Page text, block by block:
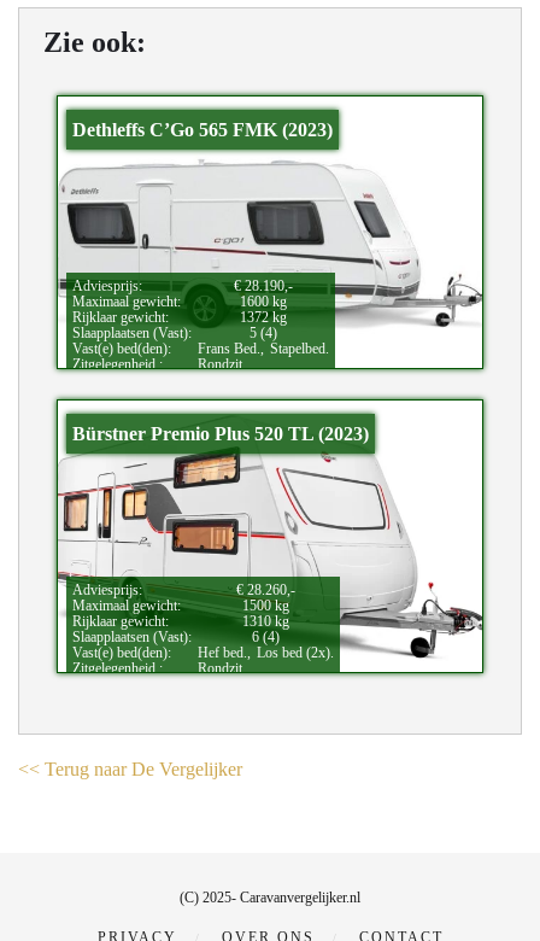
Zie ook:
Dethleffs C’Go 565 FMK (2023)
Adviesprijs:
€ 28.190,-
Maximaal gewicht:
1600 kg
Rijklaar gewicht:
1372 kg
Slaapplaatsen (Vast):
5 (4)
Vast(e) bed(den):
Frans Bed., Stapelbed.
Zitgelegenheid.:
Rondzit.
Bürstner Premio Plus 520 TL (2023)
Adviesprijs:
€ 28.260,-
Maximaal gewicht:
1500 kg
Rijklaar gewicht:
1310 kg
Slaapplaatsen (Vast):
6 (4)
Vast(e) bed(den):
Hef bed., Los bed (2x).
Zitgelegenheid.:
Rondzit.
<< Terug naar De Vergelijker
(C) 2025- Caravanvergelijker.nl
PRIVACY OVER ONS CONTACT